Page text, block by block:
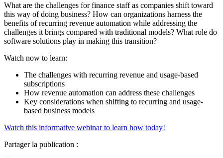
What are the challenges for finance staff as companies shift toward
this way of doing business? How can organizations harness the
benefits of recurring revenue automation while addressing the
challenges it brings compared with traditional models? What role do
software solutions play in making this transition?
Watch now to learn:
The challenges with recurring revenue and usage-based
subscriptions
How revenue automation can address these challenges
Key considerations when shifting to recurring and usage-
based business models
Watch this informative webinar to learn how today!
Partager la publication :